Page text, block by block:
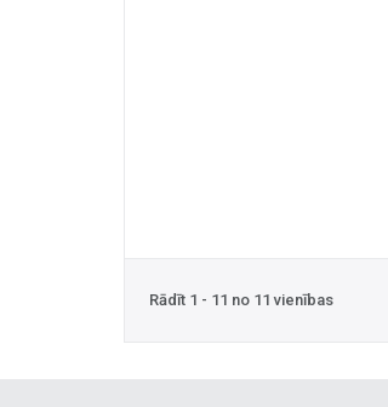
Rādīt 1 - 11 no 11 vienības